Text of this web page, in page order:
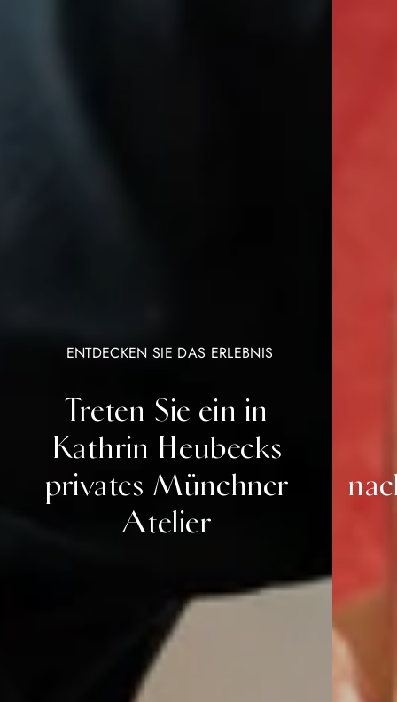
ENTDECKEN SIE DAS ERLEBNIS
Treten Sie ein in
Kathrin Heubecks
privates Münchner
Atelier